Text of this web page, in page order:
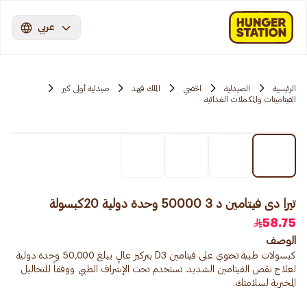
عربي
الرئيسية الصيدلية الخفجي الملك فهد
صيدلية أولى كير
الفيتامينات والمكملات الغذائية
تيرا دى فيتامين د 3 50000 وحدة دولية 20كبسولة
58.75
الوصف
كبسولات طبية تحتوي على فيتامين D3 بتركيز عالٍ يبلغ 50,000 وحدة دولية
لعلاج نقص الفيتامين الشديد. تستخدم تحت الإشراف الطبي ووفقاً للتحاليل
المخبرية لسلامتك.